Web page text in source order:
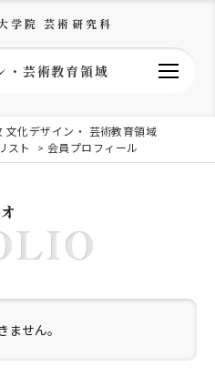
学院 芸術研究科
・芸術教育領域
文化デザイン・ 芸術教育領域
スト 会員プロフィール
せん。